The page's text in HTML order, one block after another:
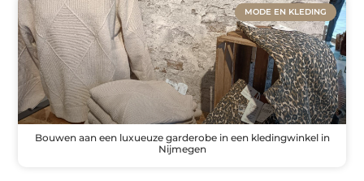
MODE EN KLEDING
Bouwen aan een luxueuze garderobe in een kledingwinkel in
Nijmegen